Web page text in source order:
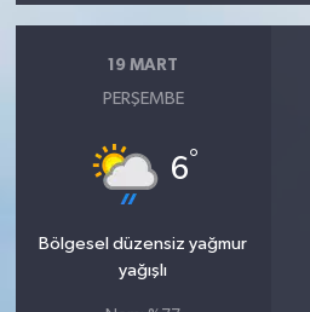
19 MART
PERŞEMBE
6°
Bölgesel düzensiz yağmur
yağışlı